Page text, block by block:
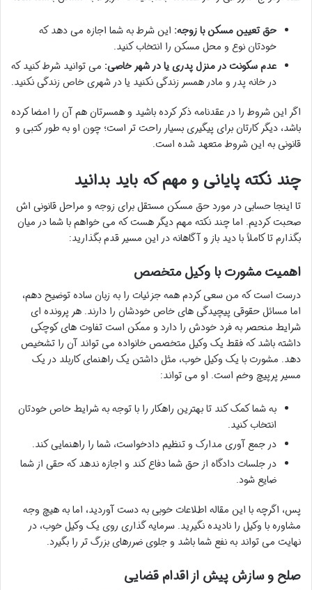
حق تعیین مسکن با زوجه: این شرط به شما اجازه می دهد که
خودتان نوع و محل مسکن را انتخاب کنید.
عدم سکونت در منزل پدری یا در شهر خاصی: می توانید شرط کنید که
در خانه پدر و مادر همسر زندگی نکنید یا در شهری خاص زندگی نکنید.
اگر این شروط را در عقدنامه ذکر کرده باشید و همسرتان هم آن را امضا کرده
باشد، دیگر کارتان برای پیگیری بسیار راحت تر است؛ چون او به طور کتبی و
قانونی به این شروط متعهد شده است.
چند نکته پایانی و مهم که باید بدانید
تا اینجا حسابی در مورد حق مسکن مستقل برای زوجه و مراحل قانونی اش
صحبت کردیم. اما چند نکته مهم دیگر هست که می خواهم با شما در میان
بگذارم تا کاملاً با دید باز و آگاهانه در این مسیر قدم بگذارید:
اهمیت مشورت با وکیل متخصص
درست است که من سعی کردم همه جزئیات را به زبان ساده توضیح دهم،
اما مسائل حقوقی پیچیدگی های خاص خودشان را دارند. هر پرونده ای
شرایط منحصر به فرد خودش را دارد و ممکن است تفاوت های کوچکی
داشته باشد که فقط یک وکیل متخصص خانواده می تواند آن را تشخیص
دهد. مشورت با یک وکیل خوب، مثل داشتن یک راهنمای کاربلد در یک
مسیر پرپیچ وخم است. او می تواند:
به شما کمک کند تا بهترین راهکار را با توجه به شرایط خاص خودتان
انتخاب کنید.
در جمع آوری مدارک و تنظیم دادخواست، شما را راهنمایی کند.
در جلسات دادگاه از حق شما دفاع کند و اجازه ندهد که حقی از شما
ضایع شود.
پس، اگرچه با این مقاله اطلاعات خوبی به دست آوردید، اما به هیچ وجه
مشاوره با وکیل را نادیده نگیرید. سرمایه گذاری روی یک وکیل خوب، در
نهایت می تواند به نفع شما باشد و جلوی ضررهای بزرگ تر را بگیرد.
صلح و سازش پیش از اقدام قضایی